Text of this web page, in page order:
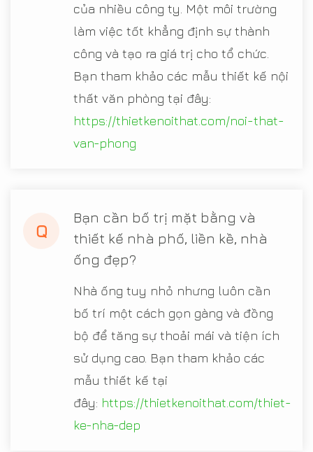
của nhiều công ty. Một môi trường
làm việc tốt khẳng định sự thành
công và tạo ra giá trị cho tổ chức.
Bạn tham khảo các mẫu thiết kế nội
thất văn phòng tại đây:
https://thietkenoithat.com/noi-that-
van-phong
Q
Bạn cần bố trị mặt bằng và
thiết kế nhà phố, liền kề, nhà
ống đẹp?
Nhà ống tuy nhỏ nhưng luôn cần
bố trí một cách gọn gàng và đồng
bộ để tăng sự thoải mái và tiện ích
sử dụng cao. Bạn tham khảo các
mẫu thiết kế tại
đây: https://thietkenoithat.com/thiet-
ke-nha-dep